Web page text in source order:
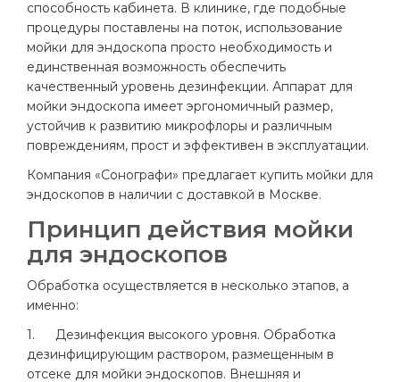
способность кабинета. В клинике, где подобные
процедуры поставлены на поток, использование
мойки для эндоскопа просто необходимость и
единственная возможность обеспечить
качественный уровень дезинфекции. Аппарат для
мойки эндоскопа имеет эргономичный размер,
устойчив к развитию микрофлоры и различным
повреждениям, прост и эффективен в эксплуатации.
Компания «Сонографи» предлагает купить мойки для
эндоскопов в наличии с доставкой в Москве.
Принцип действия мойки
для эндоскопов
Обработка осуществляется в несколько этапов, а
именно:
1.
Дезинфекция высокого уровня. Обработка
дезинфицирующим раствором, размещенным в
отсеке для мойки эндоскопов. Внешняя и